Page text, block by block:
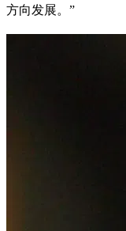
方向发展。”